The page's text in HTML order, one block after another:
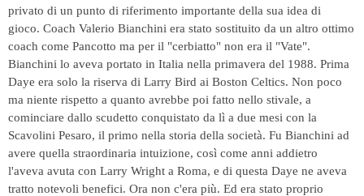
privato di un punto di riferimento importante della sua idea di
gioco. Coach Valerio Bianchini era stato sostituito da un altro ottimo
coach come Pancotto ma per il "cerbiatto" non era il "Vate".
Bianchini lo aveva portato in Italia nella primavera del 1988. Prima
Daye era solo la riserva di Larry Bird ai Boston Celtics. Non poco
ma niente rispetto a quanto avrebbe poi fatto nello stivale, a
cominciare dallo scudetto conquistato da lì a due mesi con la
Scavolini Pesaro, il primo nella storia della società. Fu Bianchini ad
avere quella straordinaria intuizione, così come anni addietro
l'aveva avuta con Larry Wright a Roma, e di questa Daye ne aveva
tratto notevoli benefici. Ora non c'era più. Ed era stato proprio